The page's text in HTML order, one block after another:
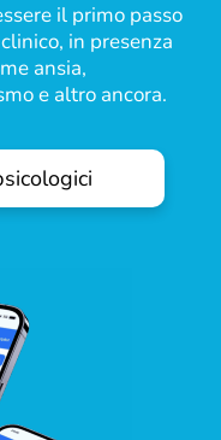
il primo passo
in presenza
ansia,
e altro ancora.